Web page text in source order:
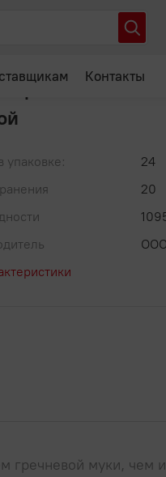
Контакты
пакет 300гр/24 Сенсой
гречневая
упаковке:
24
20
гречневой муки, чем